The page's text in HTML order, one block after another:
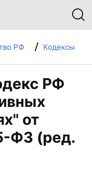
РФ Кодексы
РФ
от
ФЗ (ред.